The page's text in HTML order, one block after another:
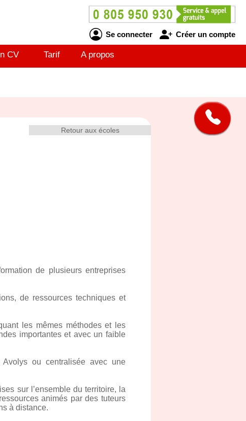
Se connecter Créer un compte
CV Tarif A propos
Retour aux écoles
de plusieurs entreprises
de ressources techniques et
les mêmes méthodes et les
importantes et avec un faible
ou centralisée avec une
sur l’ensemble du territoire, la
animés par des tuteurs
à distance.